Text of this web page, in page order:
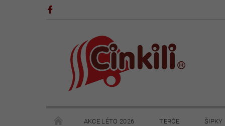
AKCE LÉTO 2026 TERČE ŠIPKY